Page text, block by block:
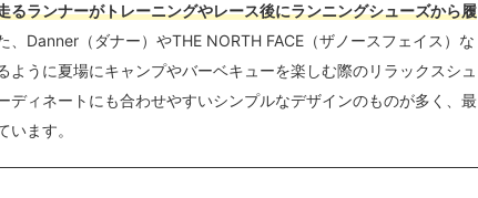
るランナーがトレーニングやレース後にランニングシューズから履
、Danner（ダナー）やTHE NORTH FACE（ザノースフェイス）な
うに夏場にキャンプやバーベキューを楽しむ際のリラックスシュ
ィネートにも合わせやすいシンプルなデザインのものが多く、最
ます。